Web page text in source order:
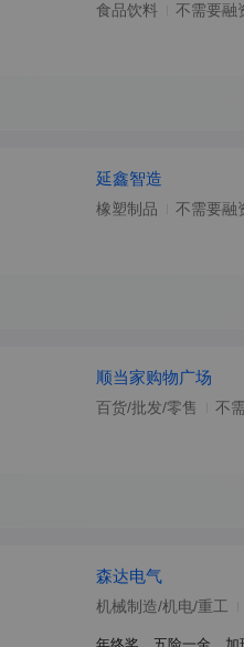
食品饮料 不需要融
延鑫智造
橡塑制品 不需要融
顺当家购物广场
百货/批发/零售 不
森达电气
机械制造/机电/重工